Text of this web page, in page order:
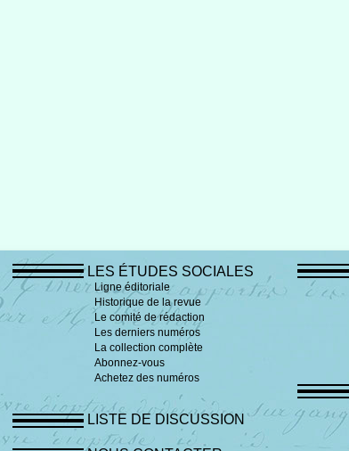
LES ÉTUDES SOCIALES
LISTE DE DISCUSSION
Le comité de rédaction
Les derniers numéros
Abonnez-vous
Achetez des numéros
La collection complète
Ligne éditoriale
Historique de la revue